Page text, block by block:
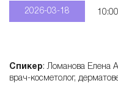
2026-03-18 10:00
Спикер: Ломанова Елена
врач-косметолог,